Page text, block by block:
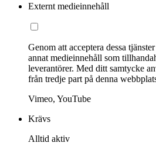
Externt medieinnehåll
Genom att acceptera dessa
annat medieinnehåll som
leverantörer. Med ditt samtycke
från tredje part på denna
Vimeo, YouTube
Krävs
Alltid aktiv